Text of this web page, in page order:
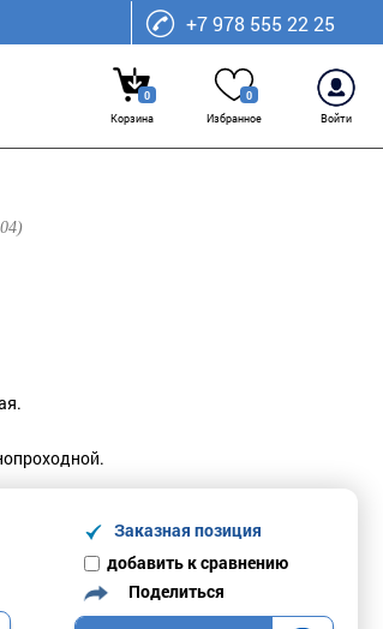
+7 978 555 22 25
0
Корзина
0
Избранное
Войти
Заказная позиция
добавить к сравнению
Поделиться